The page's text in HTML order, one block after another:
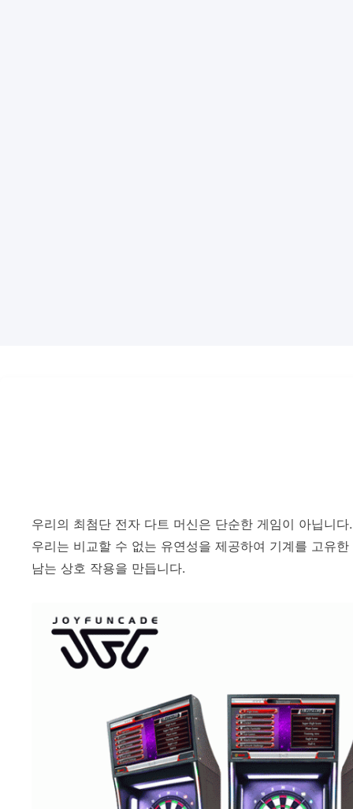
우리의 최첨단 전자 다트 머신은 단순한 게임이 아닙니
우리는 비교할 수 없는 유연성을 제공하여 기계를 고유
남는 상호 작용을 만듭니다.